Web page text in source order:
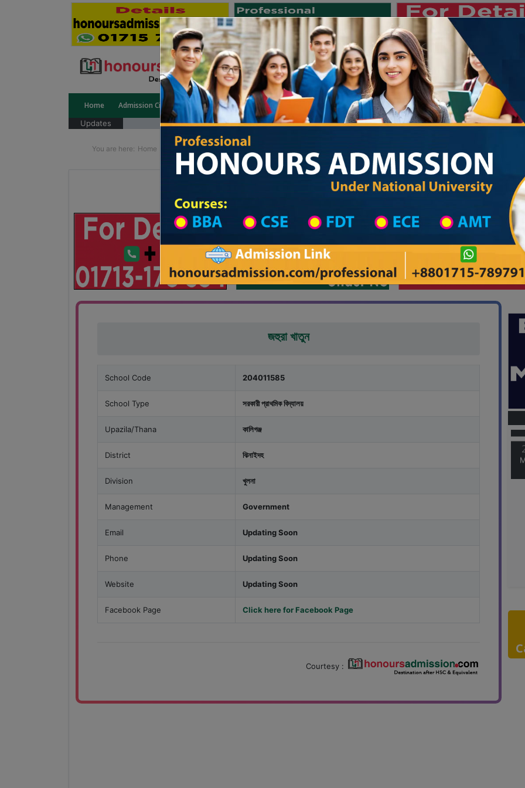
Home Admission Circular Public University Private University International University University College
Updates জাতীয় বিশ্ববিদ্যালয় ২০২৫-২৬ শিক্ষাবর্ষের
You are here: Home School Category Division List
Private University Admission
জহুরা খাতুন
School Code 204011585
School Type সরকারী প্রাথমিক বিদ্যালয়
Upazila/Thana কালিগঞ্জ
District ঝিনাইদহ
Division খুলনা
Management Government
Email Updating Soon
Phone Updating Soon
Website Updating Soon
Facebook Page Click here for Facebook Page
Courtesy :